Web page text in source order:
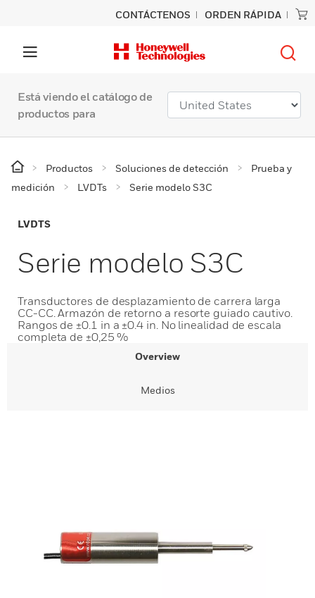
CONTÁCTENOS ORDEN RÁPIDA
Está viendo el catálogo de
productos para
Productos Soluciones de detección
Prueba y
medición
LVDTs Serie modelo S3C
LVDTS
Serie modelo S3C
Transductores de desplazamiento de carrera larga
CC-CC. Armazón de retorno a resorte guiado cautivo.
Rangos de ±0.1 in a ±0.4 in. No linealidad de escala
completa de ±0,25 %
Overview
Medios